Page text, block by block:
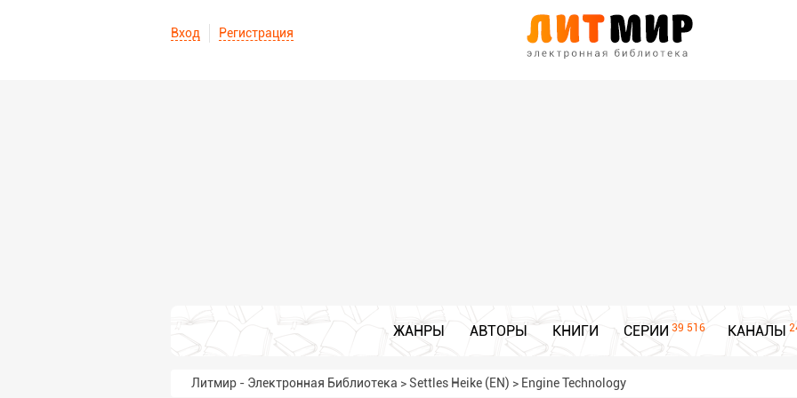
Вход Регистрация
ЖАНРЫ АВТОРЫ КНИГИ СЕРИИ 39 516 КАНАЛЫ
Литмир - Электронная Библиотека >Settles Heike (EN) > Engine Technology